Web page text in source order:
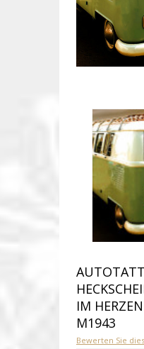
IM HERZEN
1943
Bewerten Sie